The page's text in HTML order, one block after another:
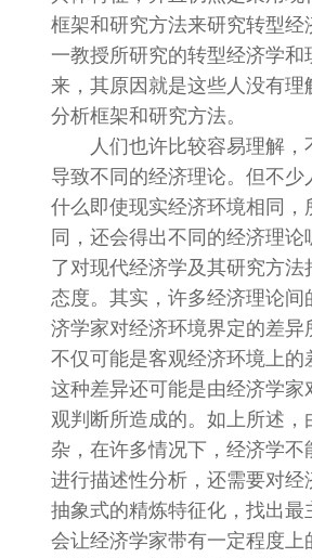
框架和研究方法来研究转型经
一教授所研究的转型经济学和
来，其原因就是这些人没有理
分析框架和研究方法。
人们也许比较容易理解，
导致不同的经济理论。但不少
什么即使现实经济环境相同，
同，还会得出不同的经济理
了对现代经济学及其研究方法
态度。其实，许多经济理论
济学家对经济环境界定的差
不仅可能是客观经济环境上的
这种差异还可能是由经济学家
观判断所造成的。如上所述，
杂，在许多情况下，经济学不
进行描述性分析，还需要对
抽象式的精炼特征化，找出最
会让经济学家带有一定程度上